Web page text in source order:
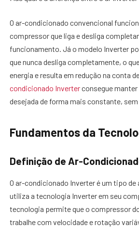
O ar-condicionado convencional
compressor que liga e desliga
funcionamento. Já o modelo Inverter
que nunca desliga completamente, o
energia e resulta em redução na conta
condicionado Inverterconsegue
desejada de forma mais constante,
Fundamentos da
Definição de Ar-
O ar-condicionado Inverter é um tipo
utiliza a tecnologia Inverter em seu
tecnologia permite que o compressor
trabalhe com velocidade e rotação